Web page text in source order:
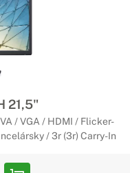
21,5"
/ VGA / HDMI / Flicker-
/ 3r (3r) Carry-In